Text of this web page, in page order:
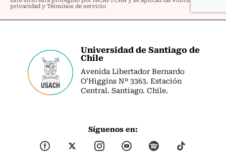
Universidad de Santiago de
Chile
Avenida Libertador Bernardo
O’Higgins Nº 3363. Estación
Central. Santiago. Chile.
Síguenos en: